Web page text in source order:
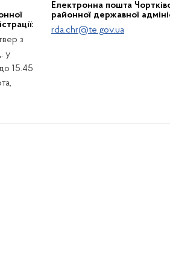
з
у
15.45
Електронна пошта
районної державної
rda.chr@te.gov.ua